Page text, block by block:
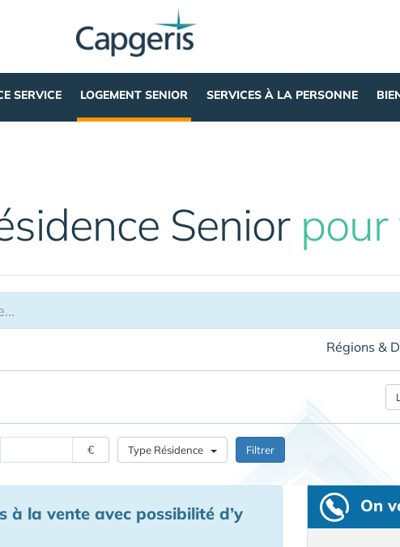
SERVICE LOGEMENT SENIOR SERVICES À LA PERSONNE
Senior pour
Régions &
€ Type Résidence Filtrer
à la vente avec possibilité d’y
On